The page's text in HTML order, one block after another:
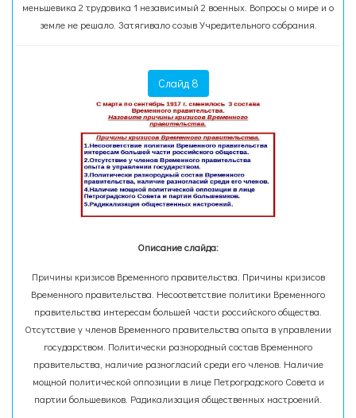
меньшевика 2 трудовика 1 независимый 2 военных. Вопросы о мире и о
земле не решало. Затягивало созыв Учредительного собрания.
Слайд 8
Описание слайда:
Причины кризисов Временного правительства. Причины кризисов
Временного правительства. Несоответствие политики Временного
правительства интересам большей части российского общества.
Отсутствие у членов Временного правительства опыта в управлении
государством. Политически разнородный состав Временного
правительства, наличие разногласий среди его членов. Наличие
мощной политической оппозиции в лице Петроградского Совета и
партии большевиков. Радикализация общественных настроений.